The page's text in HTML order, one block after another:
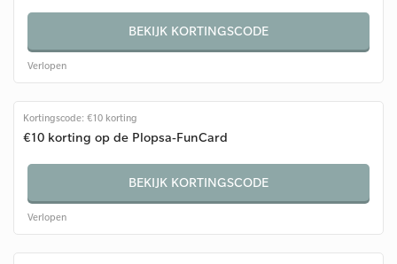
BEKIJK KORTINGSCODE
Verlopen
Kortingscode: €10 korting
€10 korting op de Plopsa-FunCard
BEKIJK KORTINGSCODE
Verlopen